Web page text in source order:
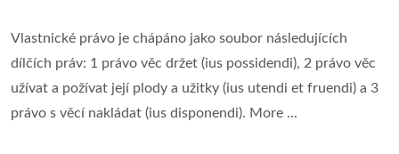
Vlastnické právo je chápáno jako soubor následujících
dílčích práv: 1 právo věc držet (ius possidendi), 2 právo věc
užívat a požívat její plody a užitky (ius utendi et fruendi) a 3
právo s věcí nakládat (ius disponendi). More ...